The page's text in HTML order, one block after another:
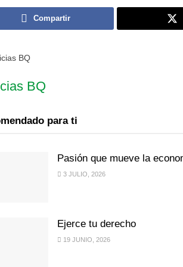
Compartir
BQ
para ti
Pasión que mueve la
3 JULIO, 2026
Ejerce tu derecho
19 JUNIO, 2026